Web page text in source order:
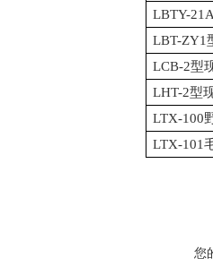
LBTY-
LBT-ZY1
LCB-2型
LHT-2型
LTX-100
LTX-101
您